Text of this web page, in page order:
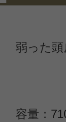
弱った
容量：